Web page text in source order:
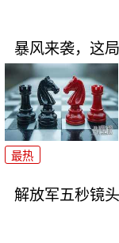
暴风来袭，这
最热
解放军五秒镜